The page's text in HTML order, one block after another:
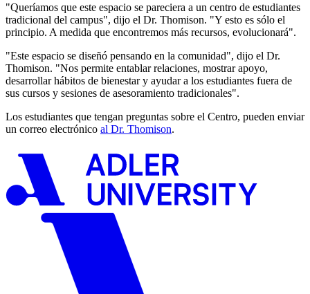
"Queríamos que este espacio se pareciera a un centro de estudiantes
tradicional del campus", dijo el Dr. Thomison. "Y esto es sólo el
principio. A medida que encontremos más recursos, evolucionará".
"Este espacio se diseñó pensando en la comunidad", dijo el Dr.
Thomison. "Nos permite entablar relaciones, mostrar apoyo,
desarrollar hábitos de bienestar y ayudar a los estudiantes fuera de
sus cursos y sesiones de asesoramiento tradicionales".
Los estudiantes que tengan preguntas sobre el Centro, pueden enviar
un correo electrónico al Dr. Thomison.